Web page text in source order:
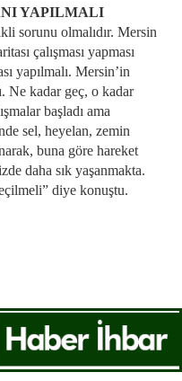
YAPILMALI
sorunu olmalıdır. Mersin
çalışması yapması
yapılmalı. Mersin’in
Ne kadar geç, o kadar
başladı ama
sel, heyelan, zemin
buna göre hareket
daha sık yaşanmakta.
diye konuştu.